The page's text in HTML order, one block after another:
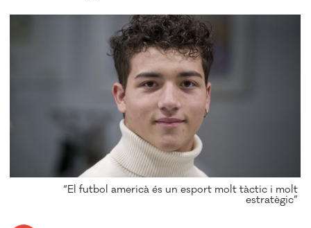
“El futbol americà és un esport molt tàctic i molt
estratègic”